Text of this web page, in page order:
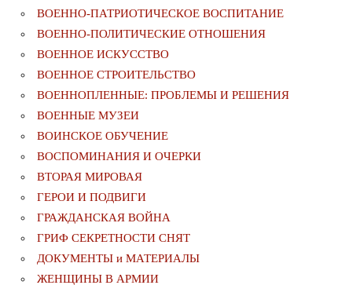
ВОЕННО-ПАТРИОТИЧЕСКОЕ ВОСПИТАНИЕ
ВОЕННО-ПОЛИТИЧЕСКИE ОТНОШЕНИЯ
ВОЕННОЕ ИСКУССТВО
ВОЕННОЕ СТРОИТЕЛЬСТВО
ВОЕННОПЛЕННЫЕ: ПРОБЛЕМЫ И РЕШЕНИЯ
ВОЕННЫЕ МУЗЕИ
ВОИНСКОЕ ОБУЧЕНИЕ
ВОСПОМИНАНИЯ И ОЧЕРКИ
ВТОРАЯ МИРОВАЯ
ГЕРОИ И ПОДВИГИ
ГРАЖДАНСКАЯ ВОЙНА
ГРИФ СЕКРЕТНОСТИ СНЯТ
ДОКУМЕНТЫ и МАТЕРИАЛЫ
ЖЕНЩИНЫ В АРМИИ